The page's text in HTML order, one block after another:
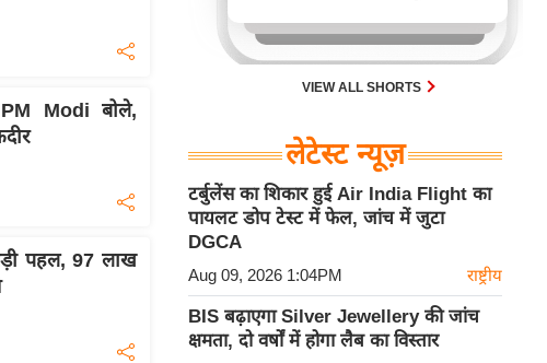
Modi बोले,
पहल, 97 लाख
VIEW ALL SHORTS
लेटेस्ट न्यूज़
टर्बुलेंस का शिकार हुई Air India Flight का
पायलट डोप टेस्ट में फेल, जांच में जुटा
DGCA
Aug 09, 2026 1:04PM राष्ट्रीय
BIS बढ़ाएगा Silver Jewellery की जांच
क्षमता, दो वर्षों में होगा लैब का विस्तार